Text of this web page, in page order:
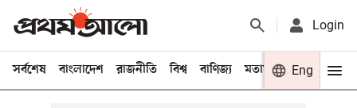
Login
সর্বশেষ বাংলাদেশ রাজনীতি বিশ্ব বাণিজ্য মতামত খেলা
Eng